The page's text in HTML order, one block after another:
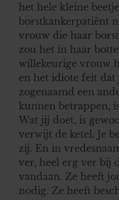
het hele kleine
borstkankerpatiënt
vrouw die haar
zou het in haar
willekeurige vrouw
en het idiote feit
zogenaamd een
kunnen betrappen,
Wat jij doet, is
verwijt de ketel. Je
zij. En in
ver, heel erg ver bij
vandaan. Ze heeft
nodig. Ze heeft